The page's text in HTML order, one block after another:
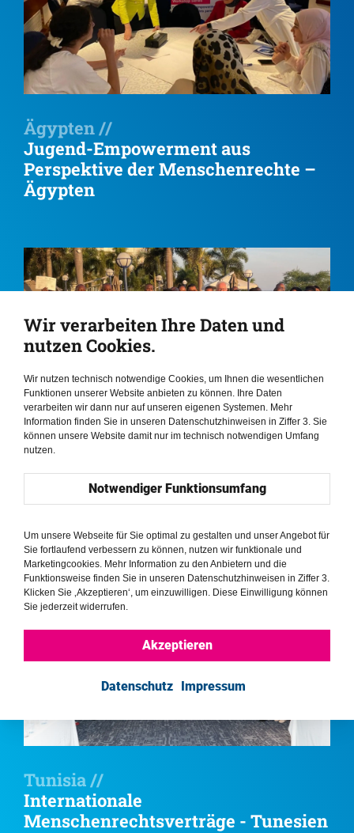
Ägypten //
Jugend-Empowerment aus
Perspektive der Menschenrechte –
Ägypten
Mosambik //
Instabilität und Konflikte überleben
im Streben nach Menschenrechten
Tunisia //
Internationale
Menschenrechtsverträge - Tunesien
Wir verarbeiten Ihre Daten und
nutzen Cookies.
Wir nutzen technisch notwendige Cookies, um Ihnen die wesentlichen
Funktionen unserer Website anbieten zu können. Ihre Daten
verarbeiten wir dann nur auf unseren eigenen Systemen. Mehr
Information finden Sie in unseren Datenschutzhinweisen in Ziffer 3. Sie
können unsere Website damit nur im technisch notwendigen Umfang
nutzen.
Notwendiger Funktionsumfang
Um unsere Webseite für Sie optimal zu gestalten und unser Angebot für
Sie fortlaufend verbessern zu können, nutzen wir funktionale und
Marketingcookies. Mehr Information zu den Anbietern und die
Funktionsweise finden Sie in unseren Datenschutzhinweisen in Ziffer 3.
Klicken Sie ‚Akzeptieren‘, um einzuwilligen. Diese Einwilligung können
Sie jederzeit widerrufen.
Akzeptieren
Datenschutz Impressum